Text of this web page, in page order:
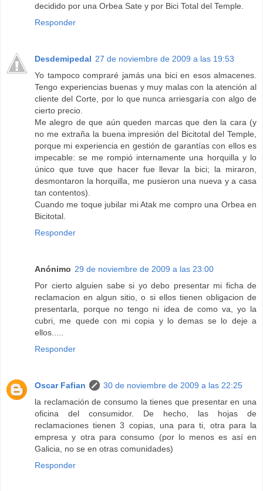
decidido por una Orbea Sate y por Bici Total del Temple.
Responder
Desdemipedal 27 de noviembre de 2009 a las 19:53
Yo tampoco compraré jamás una bici en esos almacenes.
Tengo experiencias buenas y muy malas con la atención al
cliente del Corte, por lo que nunca arriesgaría con algo de
cierto precio.
Me alegro de que aún queden marcas que den la cara (y
no me extraña la buena impresión del Bicitotal del Temple,
porque mi experiencia en gestión de garantías con ellos es
impecable: se me rompió internamente una horquilla y lo
único que tuve que hacer fue llevar la bici; la miraron,
desmontaron la horquilla, me pusieron una nueva y a casa
tan contentos).
Cuando me toque jubilar mi Atak me compro una Orbea en
Bicitotal.
Responder
Anónimo 29 de noviembre de 2009 a las 23:00
Por cierto alguien sabe si yo debo presentar mi ficha de
reclamacion en algun sitio, o si ellos tienen obligacion de
presentarla, porque no tengo ni idea de como va, yo la
cubri, me quede con mi copia y lo demas se lo deje a
ellos.....
Responder
Oscar Fafian
30 de noviembre de 2009 a las 22:25
la reclamación de consumo la tienes que presentar en una
oficina del consumidor. De hecho, las hojas de
reclamaciones tienen 3 copias, una para ti, otra para la
empresa y otra para consumo (por lo menos es así en
Galicia, no se en otras comunidades)
Responder